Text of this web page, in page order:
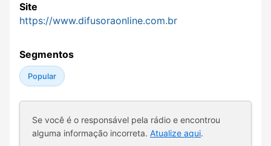
Site
https://www.difusoraonline.com.br
Segmentos
Popular
Se você é o responsável pela rádio e encontrou
alguma informação incorreta. Atualize aqui.